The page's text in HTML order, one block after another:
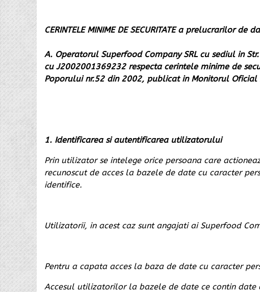
CERINTELE MINIME DE SECURITATE a prelucrarilor de
A. Operatorul Superfood Company SRL cu sediul in
cu J2002001369232 respecta cerintele minime de
Poporului nr.52 din 2002, publicat in Monitorul
1. Identificarea si autentificarea utilizatorului
Prin utilizator se intelege orice persoana care
recunoscut de acces la bazele de date cu caracter
identifice.
Utilizatorii, in acest caz sunt angajati ai Superfood
Pentru a capata acces la baza de date cu caracter
Accesul utilizatorilor la bazele de date ce contin date